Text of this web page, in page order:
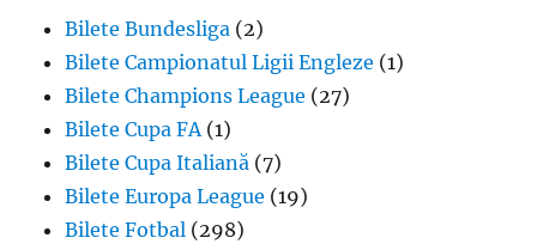
Bilete Bundesliga (2)
Bilete Campionatul Ligii Engleze (1)
Bilete Champions League (27)
Bilete Cupa FA(1)
Bilete Cupa Italiană (7)
Bilete Europa League (19)
Bilete Fotbal (298)